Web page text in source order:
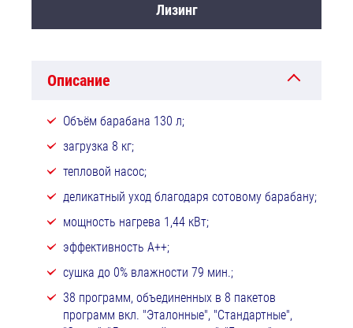
Лизинг
Описание
Объём барабана 130 л;
загрузка 8 кг;
тепловой насос;
деликатный уход благодаря сотовому барабану;
мощность нагрева 1,44 кВт;
эффективность А++;
сушка до 0% влажности 79 мин.;
38 программ, объединенных в 8 пакетов
программ вкл. "Эталонные", "Стандартные",